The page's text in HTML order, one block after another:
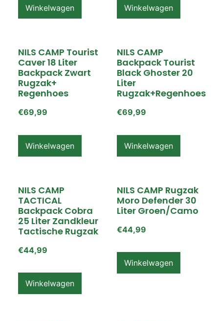
Winkelwagen Winkelwagen
NILS CAMP Tourist
Caver 18 Liter
Backpack Zwart
Rugzak+
Regenhoes
€69,99
Winkelwagen
NILS CAMP
Backpack Tourist
Black Ghoster 20
Liter
Rugzak+regenhoes
€69,99
Winkelwagen
NILS CAMP
TACTICAL
Backpack Cobra
25 Liter Zandkleur
Tactische Rugzak
€44,99
Winkelwagen
NILS CAMP Rugzak
Moro Defender 30
Liter Groen/camo
€44,99
Winkelwagen